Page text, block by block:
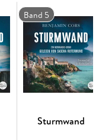
Band 5
Sturmwand